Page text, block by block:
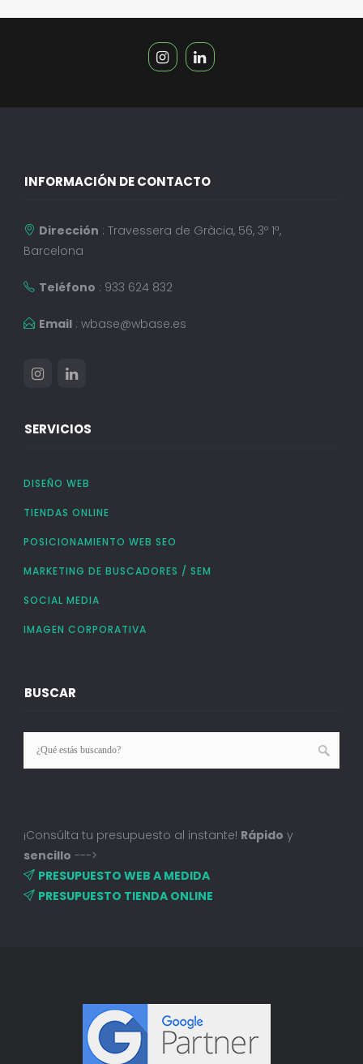
INFORMACIÓN DE CONTACTO
Dirección : Travessera de Gràcia, 56, 3º 1ª,
Barcelona
Teléfono : 933 624 832
Email: wbase@wbase.es
SERVICIOS
DISEÑO WEB
TIENDAS ONLINE
POSICIONAMIENTO WEB SEO
MARKETING DE BUSCADORES / SEM
SOCIAL MEDIA
IMAGEN CORPORATIVA
BUSCAR
¡Consúlta tu presupuesto al instante! Rápido y
sencillo --->
PRESUPUESTO WEB A MEDIDA
PRESUPUESTO TIENDA ONLINE